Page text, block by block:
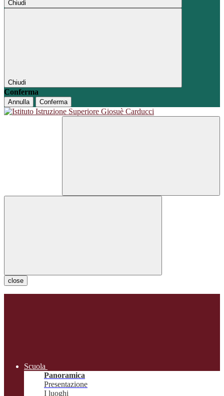
Chiudi
Chiudi
Conferma
Annulla Conferma
close
Scuola
Panoramica
Presentazione
I luoghi